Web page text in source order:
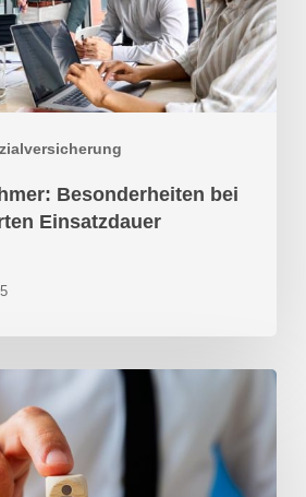
Besonderheiten bei
Einsatzdauer